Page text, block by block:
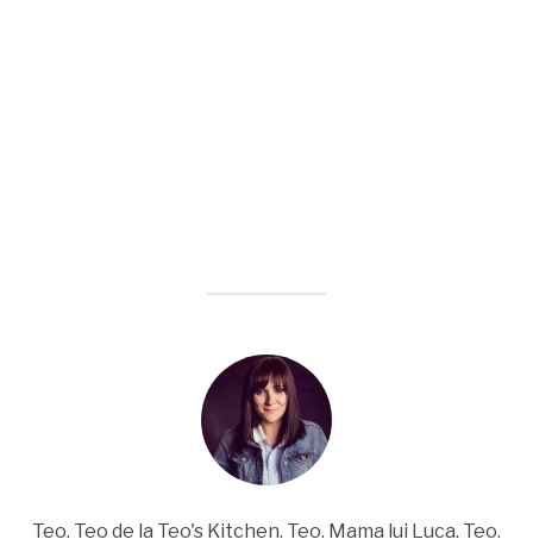
Teo. Teo de la Teo's Kitchen. Teo. Mama lui Luca. Teo.